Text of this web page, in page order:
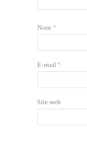
Nom*
E-mail*
Site web